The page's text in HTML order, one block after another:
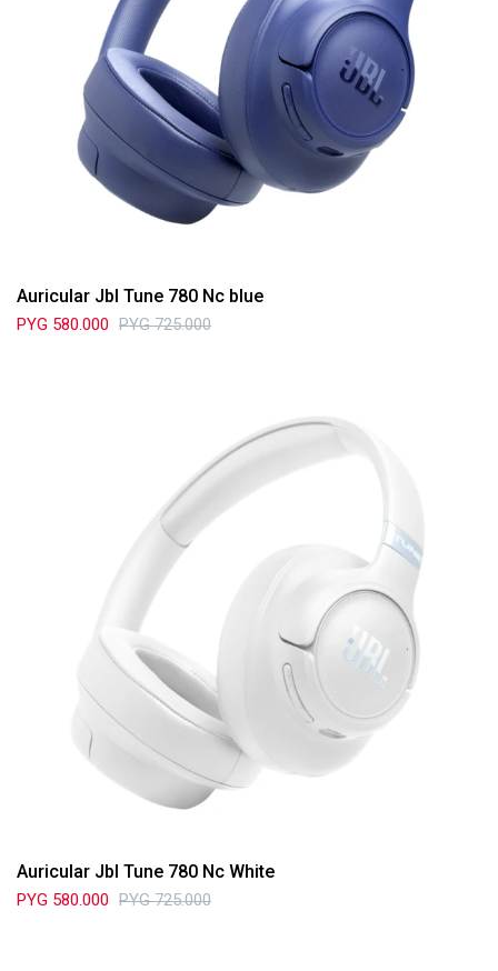
Auricular Jbl Tune 780 Nc blue
PYG 580.000 PYG 725.000
Auricular Jbl Tune 780 Nc White
PYG 580.000 PYG 725.000